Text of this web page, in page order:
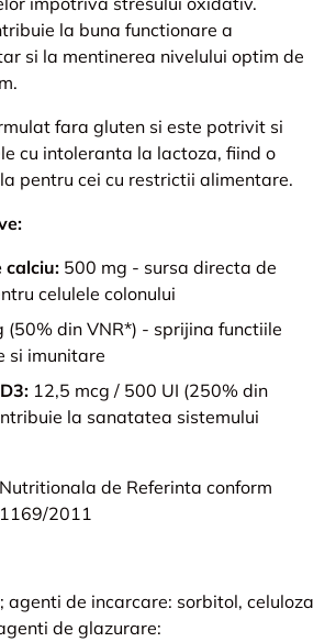
la buna functionare a
si la mentinerea nivelului optim de
fara gluten si este potrivit si
cu intoleranta la lactoza, fiind o
pentru cei cu restrictii alimentare.
calciu: 500 mg - sursa directa de
celulele colonului
(50% din VNR*) - sprijina functiile
si imunitare
12,5 mcg / 500 UI (250% din
la sanatatea sistemului
de Referinta conform
2011
agenti de incarcare: sorbitol, celuloza
de glazurare: